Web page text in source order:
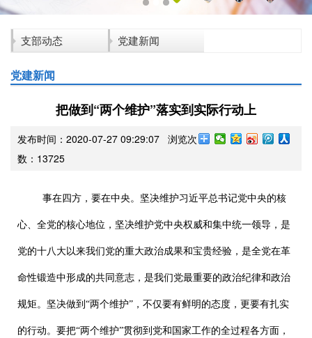
支部动态 党建新闻
党建新闻
把做到“两个维护”落实到实际行动上
发布时间：2020-07-27 09:29:07 浏览次
数： 13725
事在四方，要在中央。坚决维护习近平总书记党中央的核
心、全党的核心地位，坚决维护党中央权威和集中统一领导，是
党的十八大以来我们党的重大政治成果和宝贵经验，是全党在革
命性锻造中形成的共同意志，是我们党最重要的政治纪律和政治
规矩。坚决做到“两个维护”，不仅要有鲜明的态度，更要有扎实
的行动。要把“两个维护”贯彻到党和国家工作的全过程各方面，